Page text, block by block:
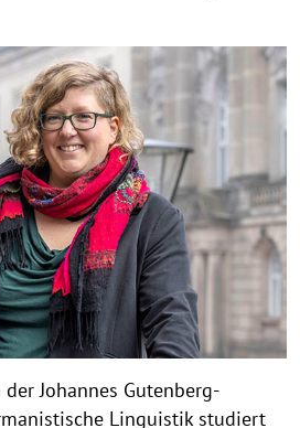
Johannes Gutenberg-
Linguistik studiert